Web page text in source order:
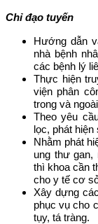
Chỉ đạo tuyến
Hướng dẫn
nhà bệnh
các bệnh lý
Thực hiện
viện phân
trong và
Theo yêu
lọc, phát
Nhằm phát
ung thư gan,
thì khoa cần
cho y tế cơ
Xây dựng
phục vụ cho
tụy, tá tràng.